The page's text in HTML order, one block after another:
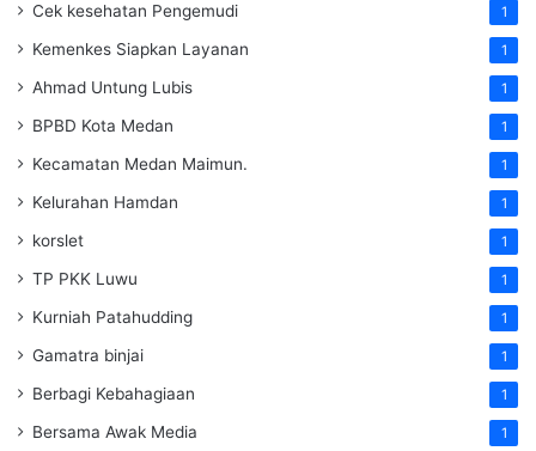
Cek kesehatan Pengemudi 1
Kemenkes Siapkan Layanan 1
Ahmad Untung Lubis 1
BPBD Kota Medan 1
Kecamatan Medan Maimun. 1
Kelurahan Hamdan 1
korslet 1
TP PKK Luwu 1
Kurniah Patahudding 1
Gamatra binjai 1
Berbagi Kebahagiaan 1
Bersama Awak Media 1